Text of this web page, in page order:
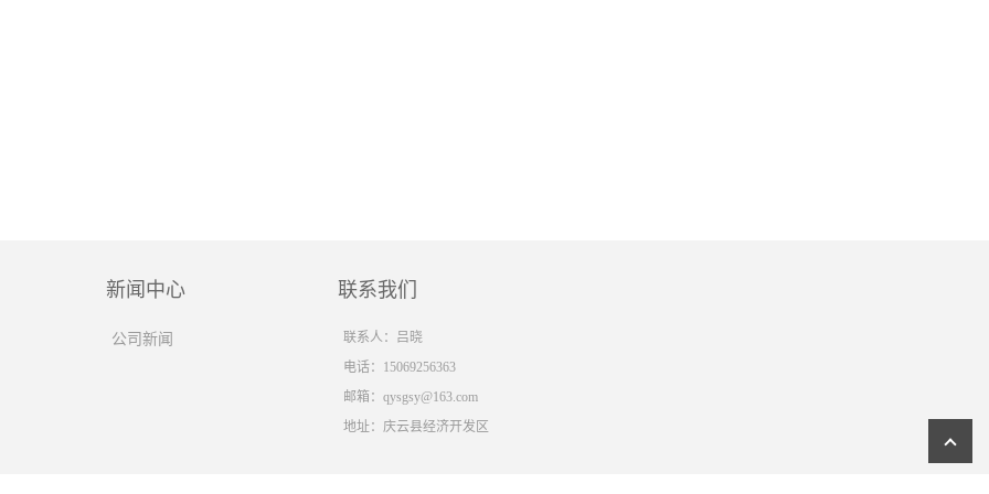
新闻中心
公司新闻
联系我们
联系人：吕晓
电话：15069256363
邮箱： qysgsy@163.com
地址：庆云县经济开发区